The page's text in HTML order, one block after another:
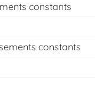
constants
constants